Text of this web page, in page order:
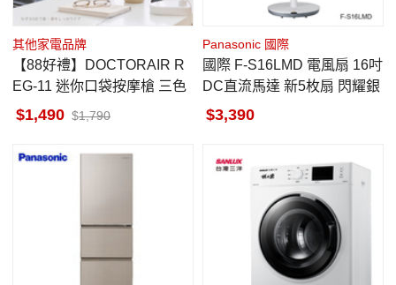
其他家電品牌
【88好禮】DOCTORAIR R
EG-11 迷你口袋按摩槍 三色
1,490 1,790
Panasonic 國際
國際 F-S16LMD 電風扇 16吋
DC直流馬達 新5枚扇 閃耀銀
3,390